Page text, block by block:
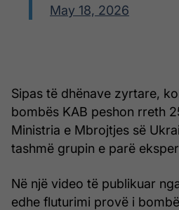
May 18, 2026
Sipas të dhënave zyrtare,
bombës KAB peshon rreth
Ministria e Mbrojtjes së
tashmë grupin e parë
Në një video të publikuar
edhe fluturimi provë i